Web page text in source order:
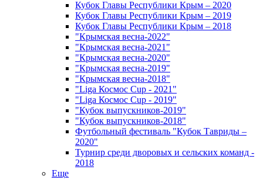
Кубок Главы Республики Крым – 2020
Кубок Главы Республики Крым – 2019
Кубок Главы Республики Крым – 2018
"Крымская весна-2022"
"Крымская весна-2021"
"Крымская весна-2020"
"Крымская весна-2019"
"Крымская весна-2018"
"Liga Космос Cup - 2021"
"Liga Космос Cup - 2019"
"Кубок выпускников-2019"
"Кубок выпускников-2018"
Футбольный фестиваль "Кубок Тавриды –
2020"
Турнир среди дворовых и сельских команд -
2018
Еще